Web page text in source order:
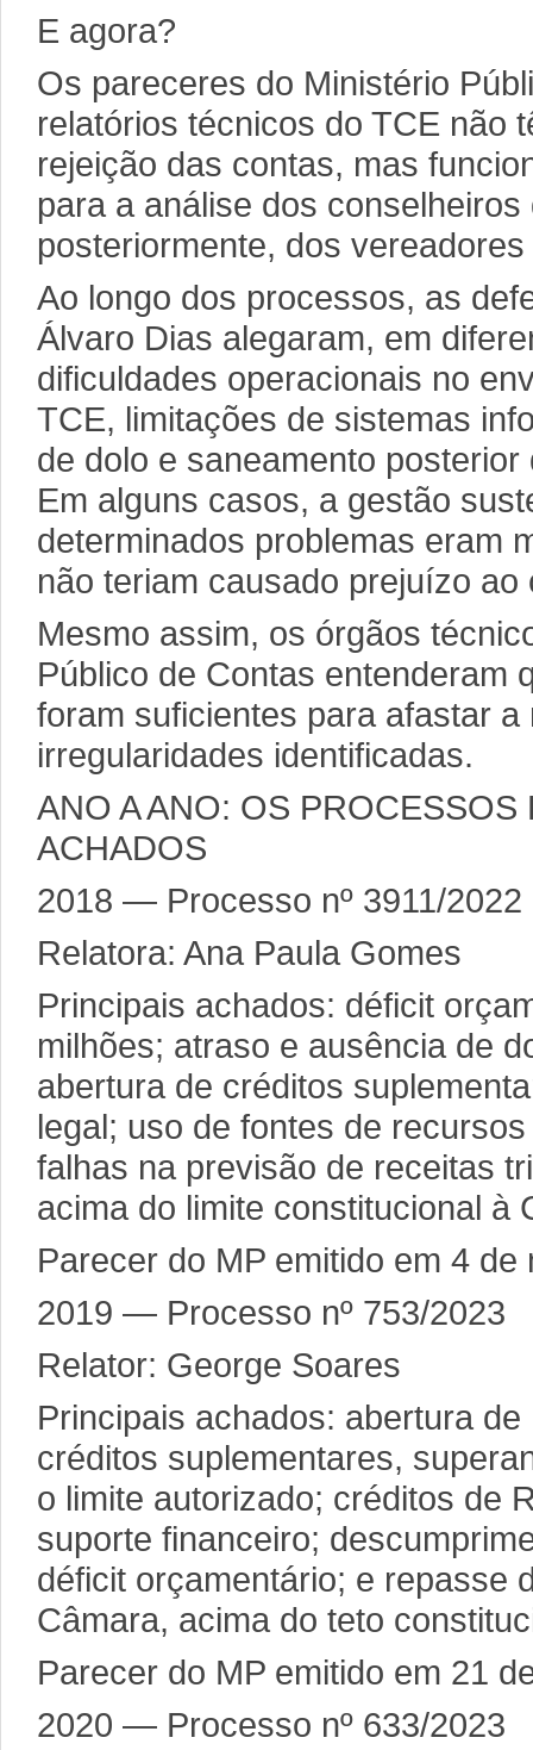
E agora?
Os pareceres do Ministério
relatórios técnicos do TCE não
rejeição das contas, mas
para a análise dos conselheiros
posteriormente, dos
Ao longo dos processos, as
Álvaro Dias alegaram, em
dificuldades operacionais no
TCE, limitações de sistemas
de dolo e saneamento
Em alguns casos, a gestão
determinados problemas eram
não teriam causado prejuízo ao
Mesmo assim, os órgãos
Público de Contas entenderam
foram suficientes para afastar a
irregularidades identificadas.
ANO A ANO: OS PROCESSOS
ACHADOS
2018 — Processo nº 3911/2022
Relatora: Ana Paula Gomes
Principais achados: déficit
milhões; atraso e ausência de
abertura de créditos
legal; uso de fontes de
falhas na previsão de receitas
acima do limite constitucional à
Parecer do MP emitido em 4 de
2019 — Processo nº 753/2023
Relator: George Soares
Principais achados: abertura
créditos suplementares,
o limite autorizado; créditos de
suporte financeiro;
déficit orçamentário; e repasse
Câmara, acima do teto
Parecer do MP emitido em 21
2020 — Processo nº 633/2023